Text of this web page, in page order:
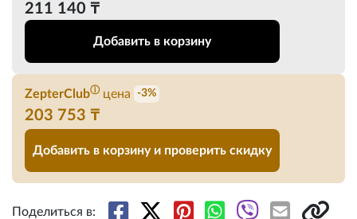
211 140 ₸
Добавить в корзину
ZepterClubⓘ цена -3%
203 753 ₸
Добавить в корзину и проверить скидку
Поделиться в: